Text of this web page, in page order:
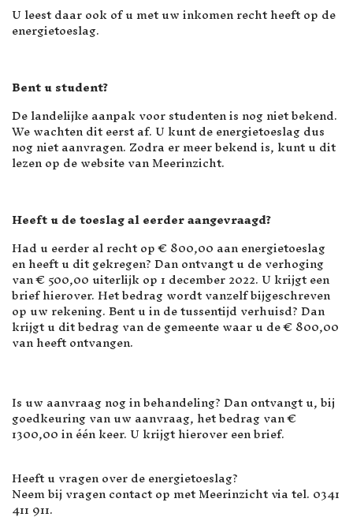
U leest daar ook of u met uw inkomen recht heeft op de
energietoeslag.
Bent u student?
De landelijke aanpak voor studenten is nog niet bekend.
We wachten dit eerst af. U kunt de energietoeslag dus
nog niet aanvragen. Zodra er meer bekend is, kunt u dit
lezen op de website van Meerinzicht.
Heeft u de toeslag al eerder aangevraagd?
Had u eerder al recht op € 800,00 aan energietoeslag
en heeft u dit gekregen? Dan ontvangt u de verhoging
van € 500,00 uiterlijk op 1 december 2022. U krijgt een
brief hierover. Het bedrag wordt vanzelf bijgeschreven
op uw rekening. Bent u in de tussentijd verhuisd? Dan
krijgt u dit bedrag van de gemeente waar u de € 800,00
van heeft ontvangen.
Is uw aanvraag nog in behandeling? Dan ontvangt u, bij
goedkeuring van uw aanvraag, het bedrag van €
1300,00 in één keer. U krijgt hierover een brief.
Heeft u vragen over de energietoeslag?
Neem bij vragen contact op met Meerinzicht via tel. 0341
411 911.